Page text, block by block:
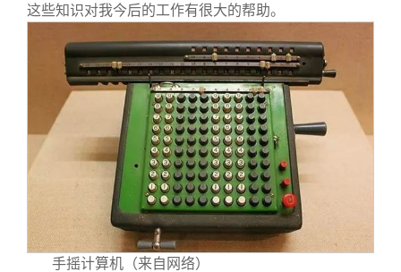
这些知识对我今后的工作有很大的帮助。
手摇计算机（来自网络）